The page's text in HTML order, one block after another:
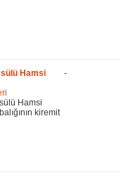
Hamsi
Hamsi
kiremit
-